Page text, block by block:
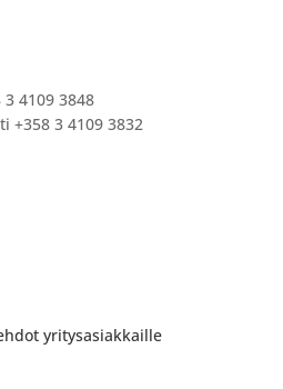
4109 3848
+358 3 4109 3832
yritysasiakkaille